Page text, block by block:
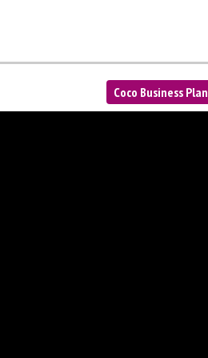
Coco Business Plan